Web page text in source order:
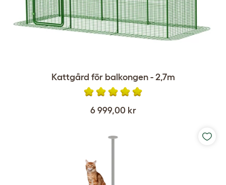
Kattgård för balkongen - 2,7m
6 999,00 kr